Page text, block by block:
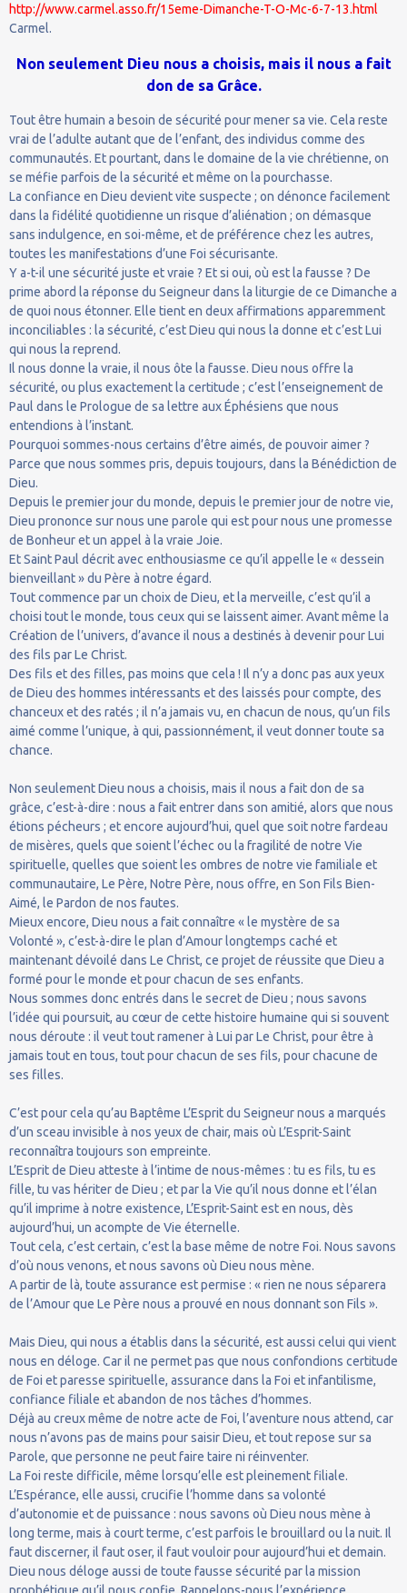
http://www.carmel.asso.fr/15eme-Dimanche-T-O-Mc-6-7-13.html
Carmel.
Non seulement Dieu nous a choisis, mais il nous a fait
don de sa Grâce.
Tout être humain a besoin de sécurité pour mener sa vie. Cela reste
vrai de l’adulte autant que de l’enfant, des individus comme des
communautés. Et pourtant, dans le domaine de la vie chrétienne, on
se méfie parfois de la sécurité et même on la pourchasse.
La confiance en Dieu devient vite suspecte ; on dénonce facilement
dans la fidélité quotidienne un risque d’aliénation ; on démasque
sans indulgence, en soi-même, et de préférence chez les autres,
toutes les manifestations d’une Foi sécurisante.
Y a-t-il une sécurité juste et vraie ? Et si oui, où est la fausse ? De
prime abord la réponse du Seigneur dans la liturgie de ce Dimanche a
de quoi nous étonner. Elle tient en deux affirmations apparemment
inconciliables : la sécurité, c’est Dieu qui nous la donne et c’est Lui
qui nous la reprend.
Il nous donne la vraie, il nous ôte la fausse. Dieu nous offre la
sécurité, ou plus exactement la certitude ; c’est l’enseignement de
Paul dans le Prologue de sa lettre aux Éphésiens que nous
entendions à l’instant.
Pourquoi sommes-nous certains d’être aimés, de pouvoir aimer ?
Parce que nous sommes pris, depuis toujours, dans la Bénédiction de
Dieu.
Depuis le premier jour du monde, depuis le premier jour de notre vie,
Dieu prononce sur nous une parole qui est pour nous une promesse
de Bonheur et un appel à la vraie Joie.
Et Saint Paul décrit avec enthousiasme ce qu’il appelle le « dessein
bienveillant » du Père à notre égard.
Tout commence par un choix de Dieu, et la merveille, c’est qu’il a
choisi tout le monde, tous ceux qui se laissent aimer. Avant même la
Création de l’univers, d’avance il nous a destinés à devenir pour Lui
des fils par Le Christ.
Des fils et des filles, pas moins que cela ! Il n’y a donc pas aux yeux
de Dieu des hommes intéressants et des laissés pour compte, des
chanceux et des ratés ; il n’a jamais vu, en chacun de nous, qu’un fils
aimé comme l’unique, à qui, passionnément, il veut donner toute sa
chance.
Non seulement Dieu nous a choisis, mais il nous a fait don de sa
grâce, c’est-à-dire : nous a fait entrer dans son amitié, alors que nous
étions pécheurs ; et encore aujourd’hui, quel que soit notre fardeau
de misères, quels que soient l’échec ou la fragilité de notre Vie
spirituelle, quelles que soient les ombres de notre vie familiale et
communautaire, Le Père, Notre Père, nous offre, en Son Fils Bien-
Aimé, le Pardon de nos fautes.
Mieux encore, Dieu nous a fait connaître « le mystère de sa
Volonté », c’est-à-dire le plan d’Amour longtemps caché et
maintenant dévoilé dans Le Christ, ce projet de réussite que Dieu a
formé pour le monde et pour chacun de ses enfants.
Nous sommes donc entrés dans le secret de Dieu ; nous savons
l’idée qui poursuit, au cœur de cette histoire humaine qui si souvent
nous déroute : il veut tout ramener à Lui par Le Christ, pour être à
jamais tout en tous, tout pour chacun de ses fils, pour chacune de
ses filles.
C’est pour cela qu’au Baptême L’Esprit du Seigneur nous a marqués
d’un sceau invisible à nos yeux de chair, mais où L’Esprit-Saint
reconnaîtra toujours son empreinte.
L’Esprit de Dieu atteste à l’intime de nous-mêmes : tu es fils, tu es
fille, tu vas hériter de Dieu ; et par la Vie qu’il nous donne et l’élan
qu’il imprime à notre existence, L’Esprit-Saint est en nous, dès
aujourd’hui, un acompte de Vie éternelle.
Tout cela, c’est certain, c’est la base même de notre Foi. Nous savons
d’où nous venons, et nous savons où Dieu nous mène.
A partir de là, toute assurance est permise : « rien ne nous séparera
de l’Amour que Le Père nous a prouvé en nous donnant son Fils ».
Mais Dieu, qui nous a établis dans la sécurité, est aussi celui qui vient
nous en déloge. Car il ne permet pas que nous confondions certitude
de Foi et paresse spirituelle, assurance dans la Foi et infantilisme,
confiance filiale et abandon de nos tâches d’hommes.
Déjà au creux même de notre acte de Foi, l’aventure nous attend, car
nous n’avons pas de mains pour saisir Dieu, et tout repose sur sa
Parole, que personne ne peut faire taire ni réinventer.
La Foi reste difficile, même lorsqu’elle est pleinement filiale.
L’Espérance, elle aussi, crucifie l’homme dans sa volonté
d’autonomie et de puissance : nous savons où Dieu nous mène à
long terme, mais à court terme, c’est parfois le brouillard ou la nuit. Il
faut discerner, il faut oser, il faut vouloir pour aujourd’hui et demain.
Dieu nous déloge aussi de toute fausse sécurité par la mission
prophétique qu’il nous confie. Rappelons-nous l’expérience